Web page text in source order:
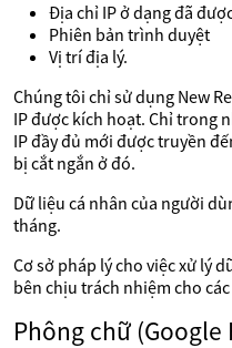
Địa chỉ IP ở dạng đã
Phiên bản trình duyệt
Vị trí địa lý.
Chúng tôi chỉ sử dụng New
IP được kích hoạt. Chỉ trong
IP đầy đủ mới được truyền
bị cắt ngắn ở đó.
Dữ liệu cá nhân của người
tháng.
Cơ sở pháp lý cho việc xử lý
bên chịu trách nhiệm cho
Phông chữ (Google